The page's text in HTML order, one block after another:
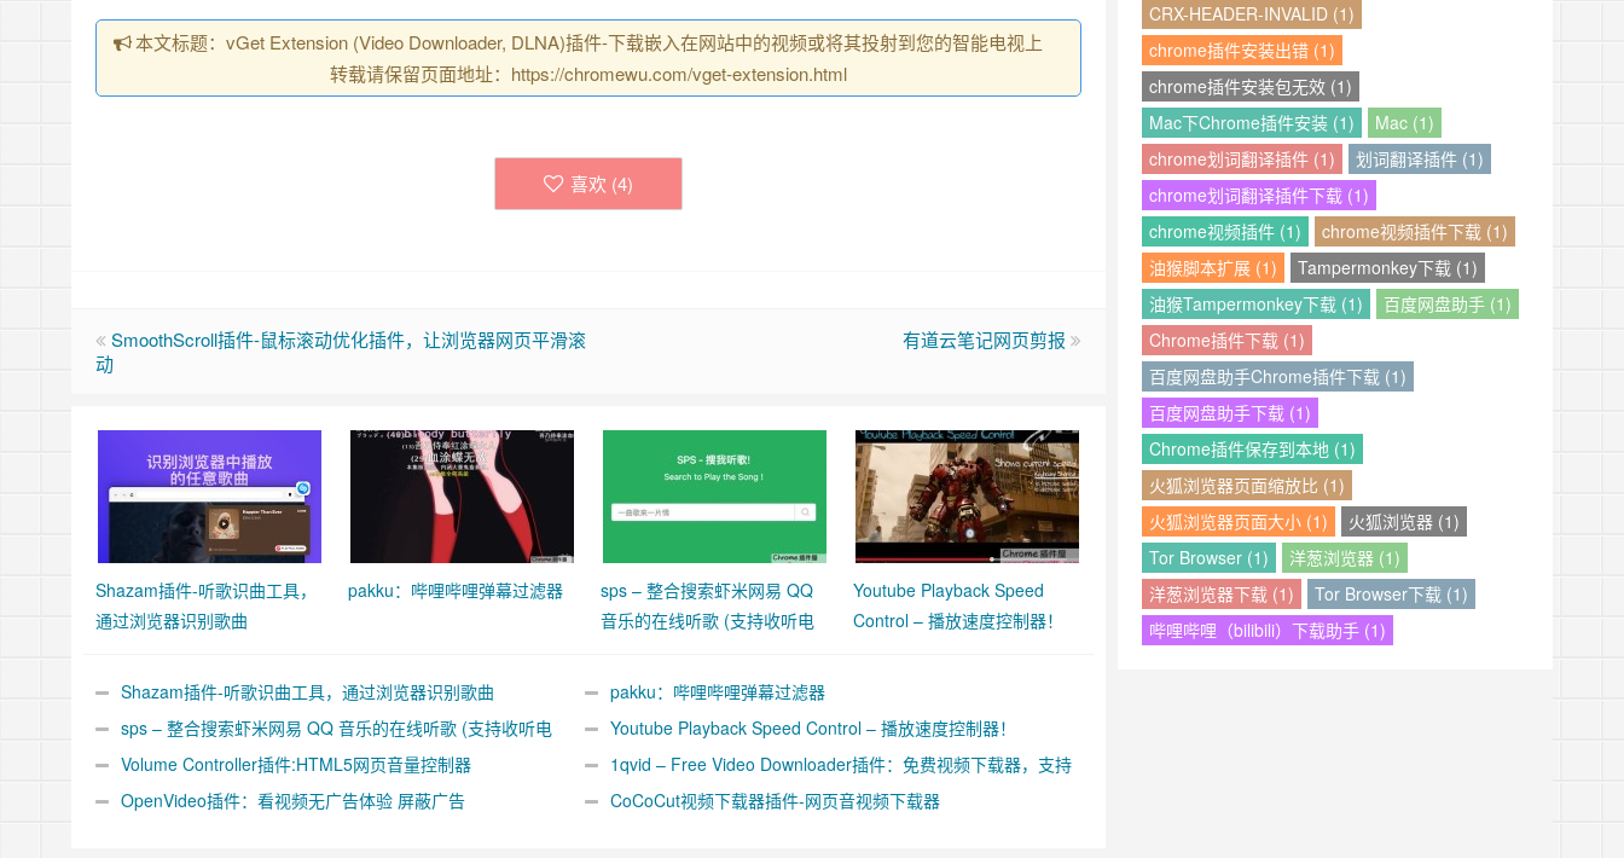
本文标题：vGet Extension (Video Downloader, DLNA)插件-下载嵌入在网站中的视频或将其投射到您的智能电视上
转载请保留页面地址：https://chromewu.com/vget-extension.html
喜欢 (4)
SmoothScroll插件-鼠标滚动优化插件，让浏览器网页平滑滚
动
有道云笔记网页剪报
Shazam插件-听歌识曲工具，
通过浏览器识别歌曲
pakku：哔哩哔哩弹幕过滤器
sps – 整合搜索虾米网易 QQ
音乐的在线听歌 (支持收听电
Youtube Playback Speed
Control – 播放速度控制器！
Shazam插件-听歌识曲工具，通过浏览器识别歌曲
pakku：哔哩哔哩弹幕过滤器
sps – 整合搜索虾米网易 QQ 音乐的在线听歌 (支持收听电
台)
Youtube Playback Speed Control – 播放速度控制器！
Volume Controller插件:HTML5网页音量控制器
1qvid – Free Video Downloader插件：免费视频下载器，支持
Youku、TikTok、facebook、Twitter
OpenVideo插件：看视频无广告体验 屏蔽广告 CoCoCut视频下载器插件-网页音视频下载器
CRX-HEADER-INVALID (1)
chrome插件安装出错 (1)
chrome插件安装包无效 (1)
Mac下Chrome插件安装 (1)
Mac (1)
chrome划词翻译插件 (1)
划词翻译插件 (1)
chrome划词翻译插件下载 (1)
chrome视频插件 (1)
chrome视频插件下载 (1)
油猴脚本扩展 (1)
Tampermonkey下载 (1)
油猴Tampermonkey下载 (1)
百度网盘助手 (1)
Chrome插件下载 (1)
百度网盘助手Chrome插件下载 (1)
百度网盘助手下载 (1)
Chrome插件保存到本地 (1)
火狐浏览器页面缩放比 (1)
火狐浏览器页面大小 (1)
火狐浏览器 (1)
Tor Browser (1)
洋葱浏览器 (1)
洋葱浏览器下载 (1)
Tor Browser下载 (1)
哔哩哔哩（bilibili）下载助手 (1)